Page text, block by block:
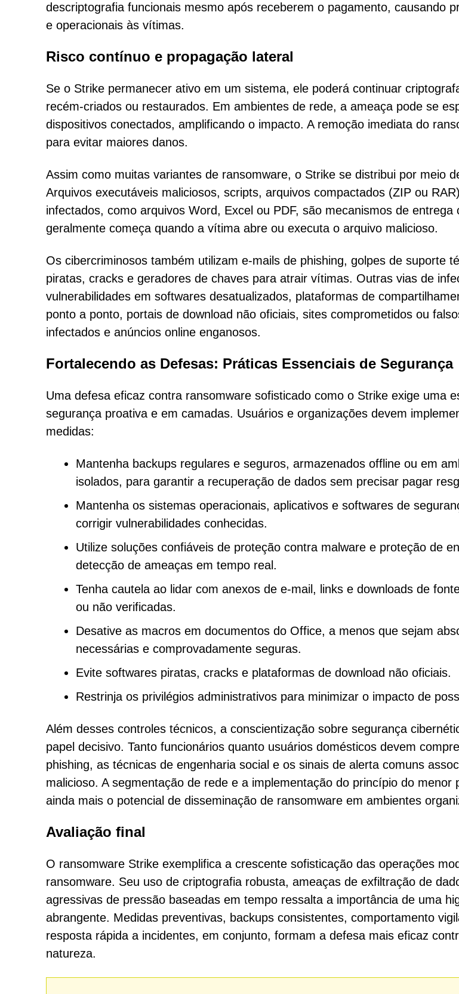
descriptografia funcionais mesmo após receberem o pagamento, causando
e operacionais às vítimas.
Risco contínuo e propagação lateral
Se o Strike permanecer ativo em um sistema, ele poderá continuar
recém-criados ou restaurados. Em ambientes de rede, a ameaça pode se
dispositivos conectados, amplificando o impacto. A remoção imediata do
para evitar maiores danos.
Assim como muitas variantes de ransomware, o Strike se distribui por meio
Arquivos executáveis maliciosos, scripts, arquivos compactados (ZIP ou
infectados, como arquivos Word, Excel ou PDF, são mecanismos de entrega
geralmente começa quando a vítima abre ou executa o arquivo malicioso.
Os cibercriminosos também utilizam e-mails de phishing, golpes de suporte
piratas, cracks e geradores de chaves para atrair vítimas. Outras vias de
vulnerabilidades em softwares desatualizados, plataformas de
ponto a ponto, portais de download não oficiais, sites comprometidos ou
infectados e anúncios online enganosos.
Fortalecendo as Defesas: Práticas Essenciais de Segurança
Uma defesa eficaz contra ransomware sofisticado como o Strike exige uma
segurança proativa e em camadas. Usuários e organizações devem
medidas:
Mantenha backups regulares e seguros, armazenados offline ou em
isolados, para garantir a recuperação de dados sem precisar pagar
Mantenha os sistemas operacionais, aplicativos e softwares de
corrigir vulnerabilidades conhecidas.
Utilize soluções confiáveis de proteção contra malware e proteção de
detecção de ameaças em tempo real.
Tenha cautela ao lidar com anexos de e-mail, links e downloads de
ou não verificadas.
Desative as macros em documentos do Office, a menos que sejam
necessárias e comprovadamente seguras.
Evite softwares piratas, cracks e plataformas de download não oficiais.
Restrinja os privilégios administrativos para minimizar o impacto de
Além desses controles técnicos, a conscientização sobre segurança
papel decisivo. Tanto funcionários quanto usuários domésticos devem
phishing, as técnicas de engenharia social e os sinais de alerta comuns
malicioso. A segmentação de rede e a implementação do princípio do menor
ainda mais o potencial de disseminação de ransomware em ambientes
Avaliação final
O ransomware Strike exemplifica a crescente sofisticação das operações
ransomware. Seu uso de criptografia robusta, ameaças de exfiltração de
agressivas de pressão baseadas em tempo ressalta a importância de uma
abrangente. Medidas preventivas, backups consistentes, comportamento
resposta rápida a incidentes, em conjunto, formam a defesa mais eficaz
natureza.